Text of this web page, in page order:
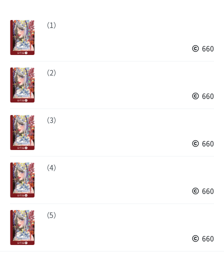
（1）
660
（2）
660
（3）
660
（4）
660
（5）
660